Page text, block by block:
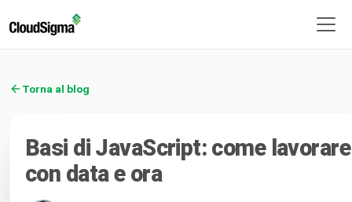
Torna al blog
Basi di JavaScript: come lavorare
con data e ora